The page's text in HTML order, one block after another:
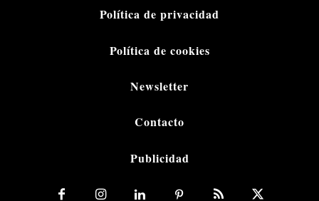
Política de privacidad
Política de cookies
Newsletter
Contacto
Publicidad